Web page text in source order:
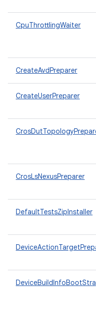
CpuThrottlingWaiter
CreateAvdPreparer
CreateUserPreparer
CrosLsNexusPreparer
DefaultTestsZipInstaller